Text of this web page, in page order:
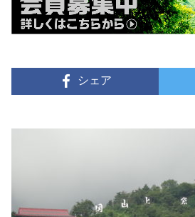
シェア